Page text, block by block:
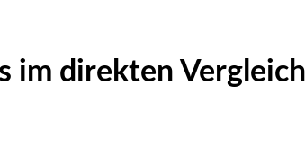
im direkten Vergleich